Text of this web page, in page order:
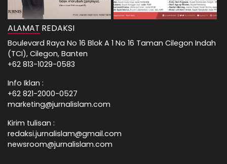
ALAMAT REDAKSI
Boulevard Raya No 16 Blok A 1 No 16 Taman Cilegon Indah
(TCI), Cilegon, Banten
+62 813-1029-0583
Info Iklan :
+62 821-2000-0527
marketing@jurnalislam.com
Kirim tulisan :
redaksi.jurnalislam@gmail.com
newsroom@jurnalislam.com